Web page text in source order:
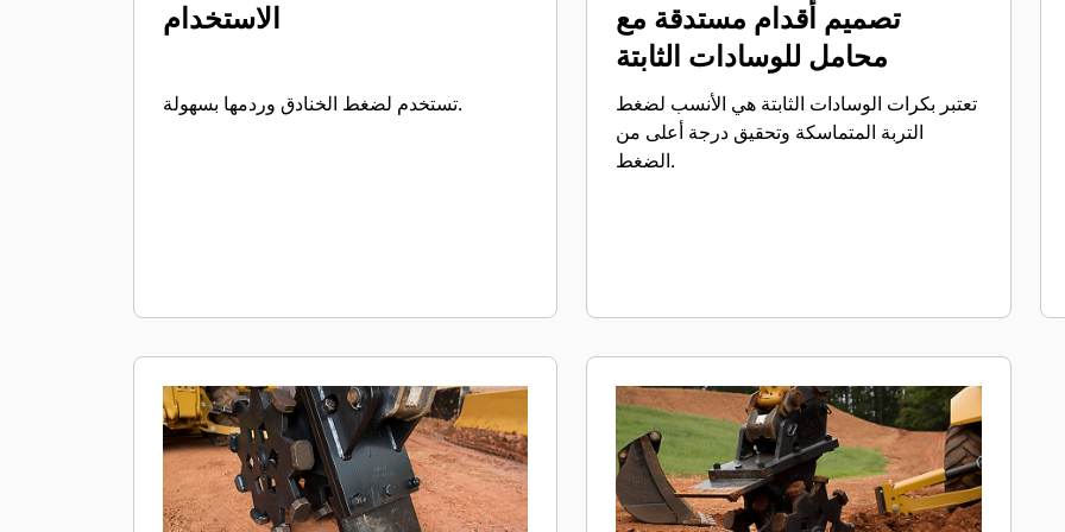
الاستخدام
تستخدم لضغط الخنادق وردمها بسهولة.
تصميم أقدام مستدقة مع
محامل للوسادات الثابتة
تعتبر بكرات الوسادات الثابتة هي الأنسب لضغط
التربة المتماسكة وتحقيق درجة أعلى من
الضغط.